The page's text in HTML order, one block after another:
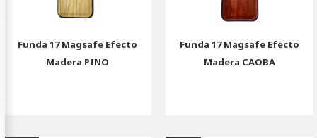
Funda 17 Magsafe Efecto
Madera PINO
Funda 17 Magsafe Efecto
Madera CAOBA